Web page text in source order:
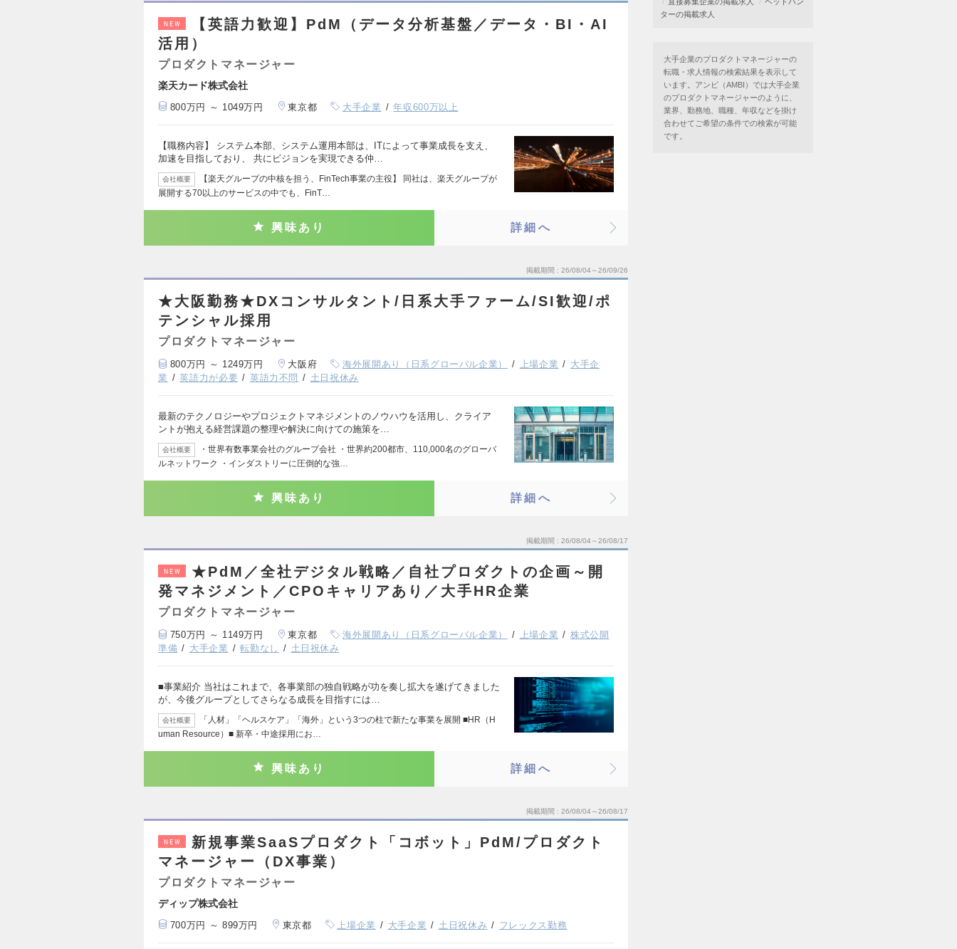
NEW
【英語力歓迎】PdM（データ分析基盤／データ・BI・AI
活用）
プロダクトマネージャー
楽天カード株式会社
800万円 ～ 1049万円 東京都 大手企業 年収600万以上
【職務内容】 システム本部、システム運用本部は、ITによって事業成長を支え、
加速を目指しており、 共にビジョンを実現できる仲…
会社概要
【楽天グループの中核を担う、FinTech事業の主役】 同社は、楽天グループが
展開する70以上のサービスの中でも、FinT…
興味あり 詳細へ
掲載期間 26/08/04～26/09/26
★大阪勤務★DXコンサルタント/日系大手ファーム/SI歓迎/ポ
テンシャル採用
プロダクトマネージャー
800万円 ～ 1249万円 大阪府 海外展開あり（日系グローバル企業） 上場企業
大手企
業
英語力が必要 英語力不問 土日祝休み
最新のテクノロジーやプロジェクトマネジメントのノウハウを活用し、クライア
ントが抱える経営課題の整理や解決に向けての施策を…
会社概要
・世界有数事業会社のグループ会社 ・世界約200都市、110,000名のグローバ
ルネットワーク ・インダストリーに圧倒的な強…
興味あり 詳細へ
掲載期間 26/08/04～26/08/17
NEW
★PdM／全社デジタル戦略／自社プロダクトの企画～開
発マネジメント／CPOキャリアあり／大手HR企業
プロダクトマネージャー
750万円 ～ 1149万円 東京都 海外展開あり（日系グローバル企業） 上場企業
株式公開
準備
大手企業 転勤なし 土日祝休み
■事業紹介 当社はこれまで、各事業部の独自戦略が功を奏し拡大を遂げてきました
が、今後グループとしてさらなる成長を目指すには…
会社概要
「人材」「ヘルスケア」「海外」という3つの柱で新たな事業を展開 ■HR（H
uman Resource）■ 新卒・中途採用にお…
興味あり 詳細へ
掲載期間 26/08/04～26/08/17
NEW
新規事業SaaSプロダクト「コボット」PdM/プロダクト
マネージャー（DX事業）
プロダクトマネージャー
ディップ株式会社
700万円 ～ 899万円 東京都 上場企業 大手企業 土日祝休み フレックス勤務
ターの掲載求人
大手企業のプロダクトマネージャーの
転職・求人情報の検索結果を表示して
います。アンビ（AMBI）では大手企業
のプロダクトマネージャーのように、
業界、勤務地、職種、年収などを掛け
合わせてご希望の条件での検索が可能
です。